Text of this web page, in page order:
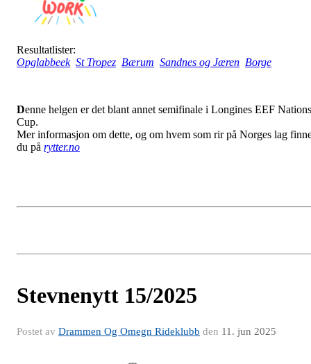
Resultatlister:
Opglabbeek St Tropez Bærum Sandnes og Jæren Borge
Denne helgen er det blant annet semifinale i Longines EEF Nations
Cup.
Mer informasjon om dette, og om hvem som rir på Norges lag
du på rytter.no
Stevnenytt 15/2025
Postet av Drammen Og Omegn Rideklubb den 11. jun 2025